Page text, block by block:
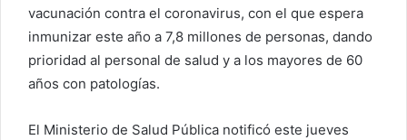
vacunación contra el coronavirus, con el que espera
inmunizar este año a 7,8 millones de personas, dando
prioridad al personal de salud y a los mayores de 60
años con patologías.
El Ministerio de Salud Pública notificó este jueves